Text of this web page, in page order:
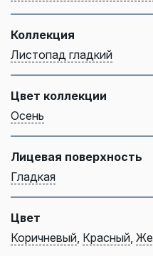
Коллекция
Листопад гладкий
Цвет коллекции
Осень
Лицевая поверхность
Гладкая
Цвет
Коричневый Красный